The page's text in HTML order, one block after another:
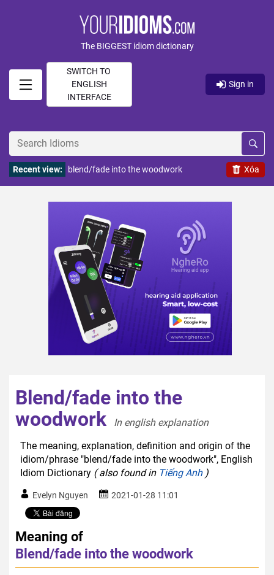
The BIGGEST idiom dictionary
SWITCH TO
ENGLISH
INTERFACE
Sign in
Xóa
Recent view: blend/fade into the woodwork
Blend/fade into the
woodwork
In english explanation
The meaning, explanation, definition and origin of the
idiom/phrase "blend/fade into the woodwork", English
Idiom Dictionary ( also found in Tiếng Anh)
Evelyn Nguyen 2021-01-28 11:01
Meaning of
Blend/fade into the woodwork